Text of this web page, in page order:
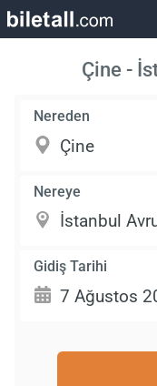
Çine -
Nereden
Nereye
Gidiş Tarihi